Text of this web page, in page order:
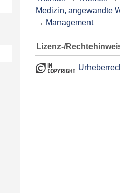
Medizin, angewandte
→ Management
Lizenz-/